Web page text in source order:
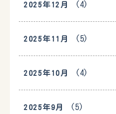
2025年12月 (4)
2025年11月 (5)
2025年10月 (4)
2025年9月 (5)